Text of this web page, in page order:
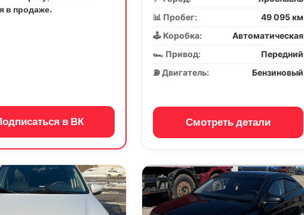
в продаже.
в ВК
📊 Пробег:
49 095 км
🕹️ Коробка:
Автоматическая
🏎️ Привод:
Передний
⛽ Двигатель:
Бензиновый
Смотреть детали